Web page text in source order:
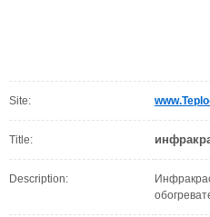
Site:
Title:
Description: